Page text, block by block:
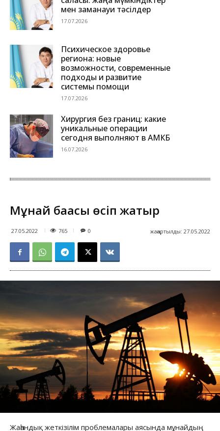
мен заманауи тәсілдер
17.07.2026
Психическое здоровье
региона: новые
возможности, современные
подходы и развитие
системы помощи
17.07.2026
Хирургия без границ: какие
уникальные операции
сегодня выполняют в АМКБ
16.07.2026